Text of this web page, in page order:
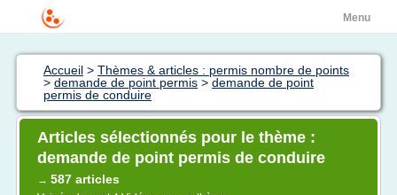
Menu
Accueil > Thèmes & articles : permis nombre de points
> demande de point permis > demande de point
permis de conduire
Articles sélectionnés pour le thème :
demande de point permis de conduire
→ 587 articles